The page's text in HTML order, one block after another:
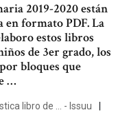
2019-2020 están
en formato PDF. La
estos libros
de 3er grado, los
bloques que
…
libro de ... - Issuu